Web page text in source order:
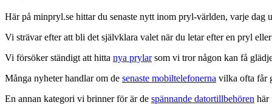
Här på minpryl.se hittar du senaste nytt inom pryl-världen, varje dag
Vi strävar efter att bli det självklara valet när du letar efter en pryl
Vi försöker ständigt att hitta nya prylarsom vi tror någon kan få
Många nyheter handlar om de senaste mobiltelefonerna vilka ofta får
En annan kategori vi brinner för är de spännande datortillbehören här